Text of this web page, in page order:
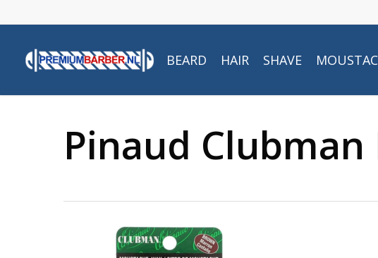
to
content
BEARD HAIR SHAVE
Pinaud